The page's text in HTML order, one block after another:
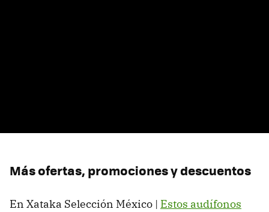
Más ofertas, promociones y descuentos
En Xataka Selección México | Estos audífonos